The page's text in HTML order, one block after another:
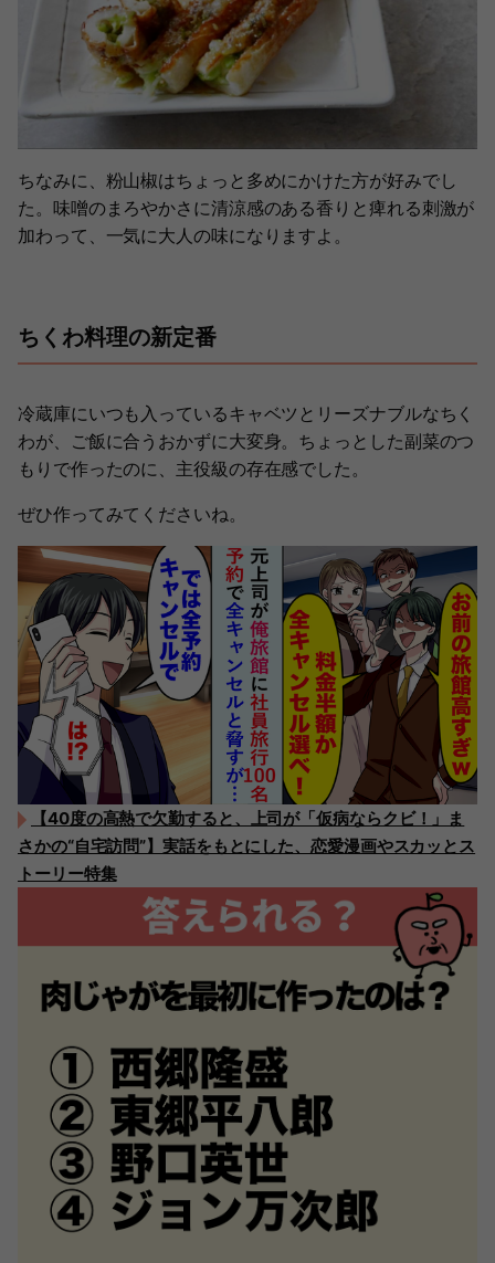
ちなみに、粉山椒はちょっと多めにかけた方が好みでし
た。味噌のまろやかさに清涼感のある香りと痺れる刺激が
加わって、一気に大人の味になりますよ。
ちくわ料理の新定番
冷蔵庫にいつも入っているキャベツとリーズナブルなちく
わが、ご飯に合うおかずに大変身。ちょっとした副菜のつ
もりで作ったのに、主役級の存在感でした。
ぜひ作ってみてくださいね。
【40度の高熱で欠勤すると、上司が「仮病ならクビ！」ま
さかの“自宅訪問”】実話をもとにした、恋愛漫画やスカッとス
トーリー特集